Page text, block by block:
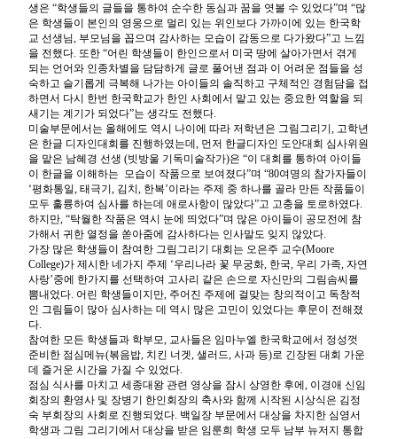
생은 “학생들의 글들을 통하여 순수한 동심과 꿈을 엿볼 수 있었다”며 “많
은 학생들이 본인의 영웅으로 멀리 있는 위인보다 가까이에 있는 한국학
교 선생님, 부모님을 꼽으며 감사하는 모습이 감동으로 다가왔다”고 느낌
을 전했다. 또한 “어린 학생들이 한인으로서 미국 땅에 살아가면서 겪게
되는 언어와 인종차별을 담담하게 글로 풀어낸 점과 이 어려운 점들을 성
숙하고 슬기롭게 극복해 나가는 아이들의 솔직하고 구체적인 경험담을 접
하면서 다시 한번 한국학교가 한인 사회에서 맡고 있는 중요한 역할을 되
새기는 계기가 되었다”는 생각도 전했다.
미술부문에서는 올해에도 역시 나이에 따라 저학년은 그림그리기 , 고학년
은 한글 디자인대회를 진행하였는데 , 먼저 한글디자인 도안대회 심사위원
을 맡은 남혜경 선생 (빗방울 기독미술작가)은 “이 대회를 통하여 아이들
이
한글을 이해하는 모습이 작품으로 보여졌다”며 “80여명의 참가자들이
‘평화통일, 태극기 , 김치 , 한복’이라는 주제 중 하나를 골라 만든 작품들이
모두 훌륭하여 심사를 하는데 애로사항이 많았다”고 고충을 토로하였다.
하지만, “탁월한 작품은 역시 눈에 띄었다”며 많은 아이들이 공모전에 참
가해서 귀한 열정을 쏟아줌에 감사하다는 인사말도 잊지 않았다.
가장 많은 학생들이 참여한 그림그리기 대회는 오은주 교수(Moore
College)가 제시한 네가지 주제 ‘우리나라 꽃 무궁화, 한국, 우리 가족, 자연
사랑’중에 한가지를 선택하여 고사리 같은 손으로 자신만의 그림솜씨를
뽐내었다. 어린 학생들이지만, 주어진 주제에 걸맞는 창의적이고 독창적
인 그림들이 많아 심사하는 데 역시 많은 고민이 있었다는 후문이
전해졌
다.
참여한 모든 학생들과 학부모, 교사들은 임마누엘 한국학교에서 정성껏
준비한 점심메뉴(볶음밥, 치킨 너겟, 샐러드, 사과 등)로 긴장된 대회 가운
데 즐거운 시간을 가질 수 있었다.
점심 식사를 마치고 세종대왕 관련 영상을 잠시 상영한 후에 , 이경애 신임
회장의 환영사 및 장병기 한인회장의 축사와 함께 시작된 시상식은 김정
숙 부회장의 사회로 진행되었다. 백일장 부문에서 대상을 차지한 심영서
학생과 그림 그리기에서 대상을 받은 임룬희 학생 모두 남부 뉴저지 통합